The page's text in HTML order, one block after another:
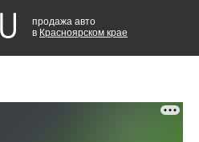
продажа авто
в Красноярском крае